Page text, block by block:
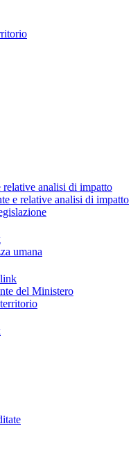
analisi di impatto
e relative analisi di impatto
umana
del Ministero